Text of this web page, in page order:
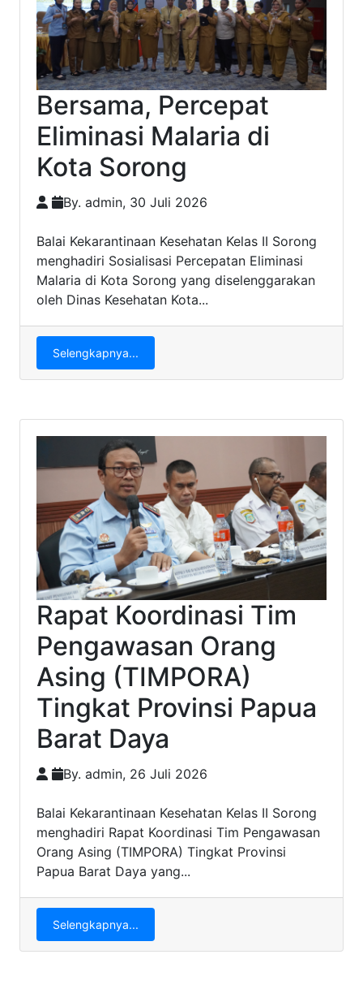
Bersama, Percepat
Eliminasi Malaria di
Kota Sorong
By. admin, 30 Juli 2026
Balai Kekarantinaan Kesehatan Kelas II Sorong
menghadiri Sosialisasi Percepatan Eliminasi
Malaria di Kota Sorong yang diselenggarakan
oleh Dinas Kesehatan Kota...
Selengkapnya...
Rapat Koordinasi Tim
Pengawasan Orang
Asing (TIMPORA)
Tingkat Provinsi Papua
Barat Daya
By. admin, 26 Juli 2026
Balai Kekarantinaan Kesehatan Kelas II Sorong
menghadiri Rapat Koordinasi Tim Pengawasan
Orang Asing (TIMPORA) Tingkat Provinsi
Papua Barat Daya yang...
Selengkapnya...